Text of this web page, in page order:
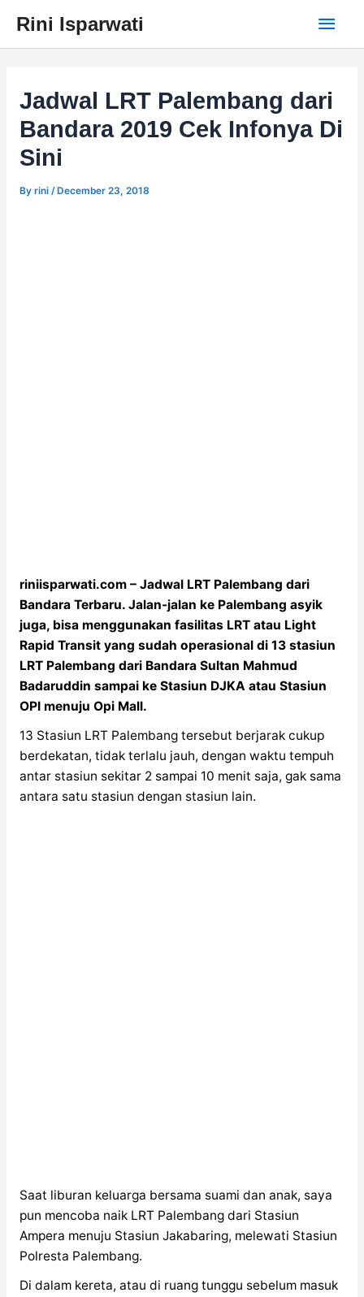
content
Rini Isparwati
Main
Jadwal LRT Palembang dari
Bandara 2019 Cek Infonya Di
Sini
By rini /December 23, 2018
riniisparwati.com – Jadwal LRT Palembang dari
Bandara Terbaru. Jalan-jalan ke Palembang asyik
juga, bisa menggunakan fasilitas LRT atau Light
Rapid Transit yang sudah operasional di 13 stasiun
LRT Palembang dari Bandara Sultan Mahmud
Badaruddin sampai ke Stasiun DJKA atau Stasiun
OPI menuju Opi Mall.
13 Stasiun LRT Palembang tersebut berjarak cukup
berdekatan, tidak terlalu jauh, dengan waktu tempuh
antar stasiun sekitar 2 sampai 10 menit saja, gak sama
antara satu stasiun dengan stasiun lain.
Saat liburan keluarga bersama suami dan anak, saya
pun mencoba naik LRT Palembang dari Stasiun
Ampera menuju Stasiun Jakabaring, melewati Stasiun
Polresta Palembang.
Di dalam kereta, atau di ruang tunggu sebelum masuk